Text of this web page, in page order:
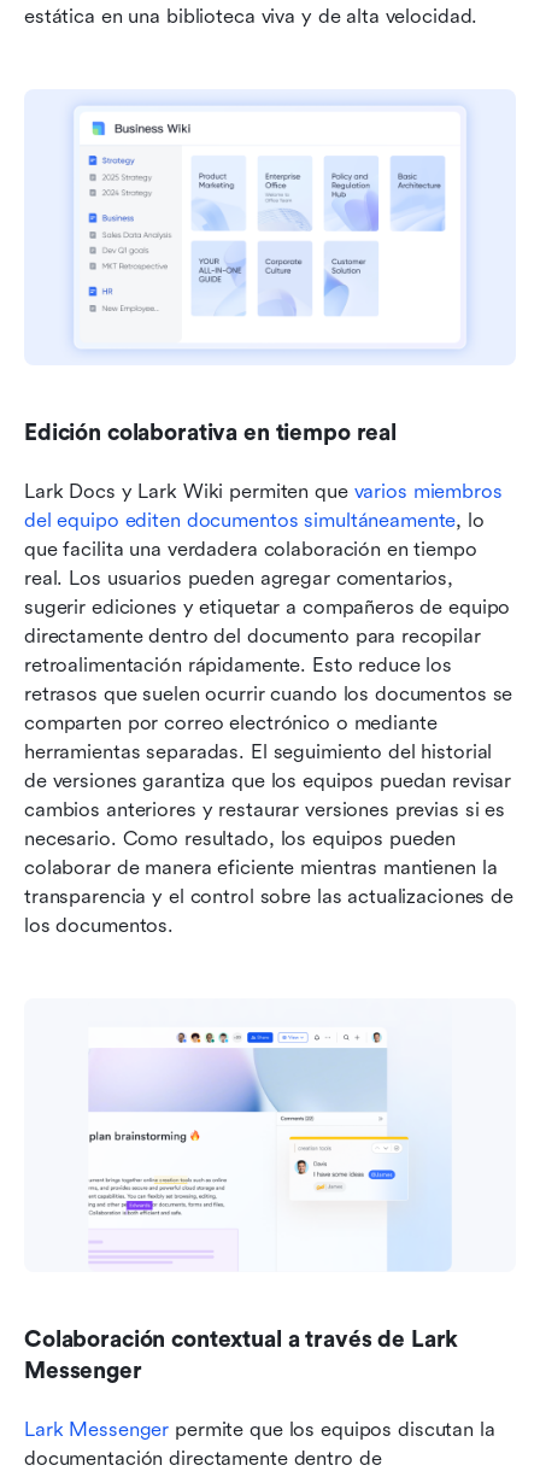
estática en una biblioteca viva y de alta velocidad.
Edición colaborativa en tiempo real
Lark Docs y Lark Wiki permiten que varios miembros
del equipo editen documentos simultáneamente, lo
que facilita una verdadera colaboración en tiempo
real. Los usuarios pueden agregar comentarios,
sugerir ediciones y etiquetar a compañeros de equipo
directamente dentro del documento para recopilar
retroalimentación rápidamente. Esto reduce los
retrasos que suelen ocurrir cuando los documentos se
comparten por correo electrónico o mediante
herramientas separadas. El seguimiento del historial
de versiones garantiza que los equipos puedan revisar
cambios anteriores y restaurar versiones previas si es
necesario. Como resultado, los equipos pueden
colaborar de manera eficiente mientras mantienen la
transparencia y el control sobre las actualizaciones de
los documentos.
Colaboración contextual a través de Lark
Messenger
Lark Messenger permite que los equipos discutan la
documentación directamente dentro de